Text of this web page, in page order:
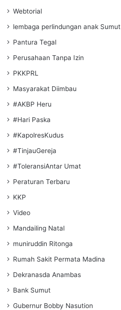
Webtorial
lembaga perlindungan anak Sumut
Pantura Tegal
Perusahaan Tanpa Izin
PKKPRL
Masyarakat Diimbau
#AKBP Heru
#Hari Paska
#KapolresKudus
#TinjauGereja
#ToleransiAntar Umat
Peraturan Terbaru
KKP
Video
Mandailing Natal
muniruddin Ritonga
Rumah Sakit Permata Madina
Dekranasda Anambas
Bank Sumut
Gubernur Bobby Nasution